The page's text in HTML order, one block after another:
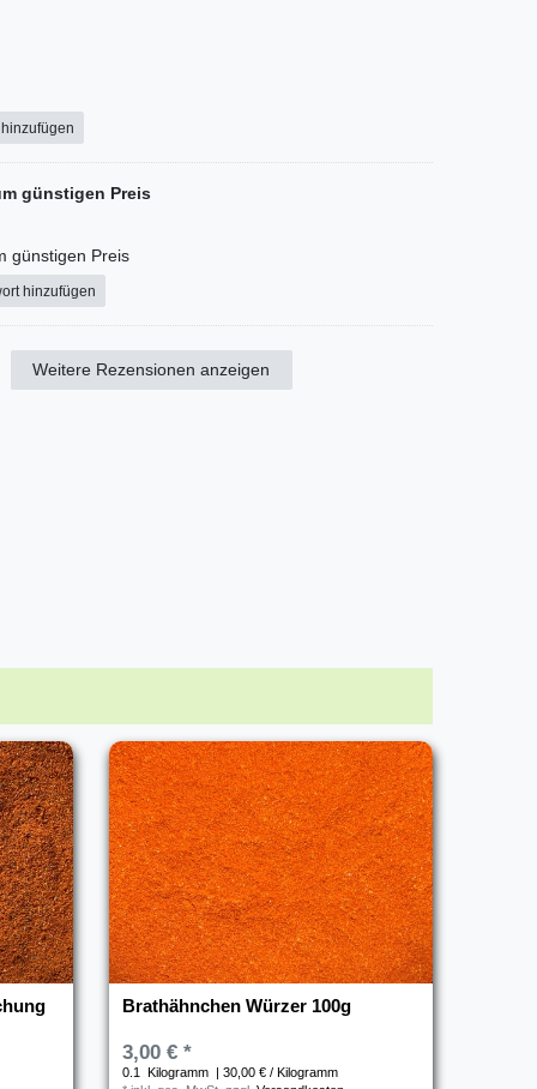
günstigen Preis
günstigen Preis
hinzufügen
Weitere Rezensionen anzeigen
Brathähnchen Würzer 100g
3,00 € *
0.1 Kilogramm
| 30,00 € / Kilogramm